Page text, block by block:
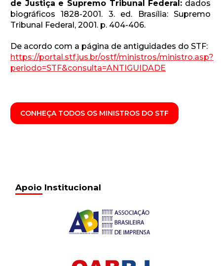
de Justiça e Supremo Tribunal Federal: dados
biográficos 1828-2001. 3. ed. Brasília: Supremo
Tribunal Federal, 2001. p. 404-406.
De acordo com a página de antiguidades do STF:
https://portal.stf.jus.br/ostf/ministros/ministro.asp?
periodo=STF&consulta=ANTIGUIDADE
CONHEÇA TODOS OS MINISTROS DO STF
Apoio Institucional